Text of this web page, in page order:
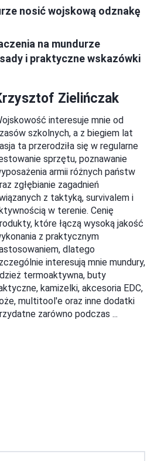
nosić wojskową odznakę
na mundurze
i praktyczne wskazówki
Zielińczak
interesuje mnie od
szkolnych, a z biegiem lat
ta przerodziła się w regularne
sprzętu, poznawanie
armii różnych państw
zgłębianie zagadnień
z taktyką, survivalem i
w terenie. Cenię
które łączą wysoką jakość
z praktycznym
dlatego
interesują mnie mundury,
termoaktywna, buty
kamizelki, akcesoria EDC,
multitool'e oraz inne dodatki
zarówno podczas ...